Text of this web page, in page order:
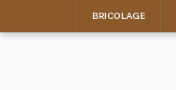
BRICOLAGE